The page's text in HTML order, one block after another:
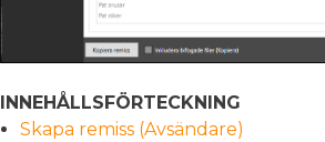
INNEHÅLLSFÖRTECKNING
Skapa remiss (Avsändare)